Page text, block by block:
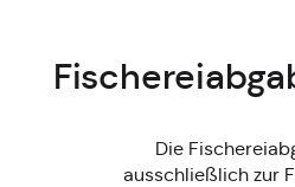
Die
ausschließlich zur